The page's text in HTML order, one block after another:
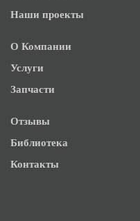
Наши проекты
О Компании
Услуги
Запчасти
Отзывы
Библиотека
Контакты